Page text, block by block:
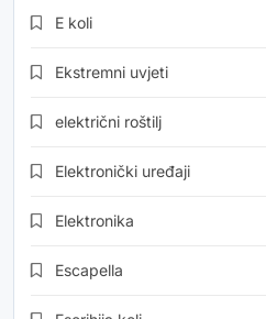
E koli
Ekstremni uvjeti
električni roštilj
Elektronički uređaji
Elektronika
Escapella